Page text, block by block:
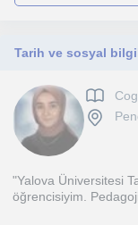
"Yalova Üniversitesi
öğrencisiyim.